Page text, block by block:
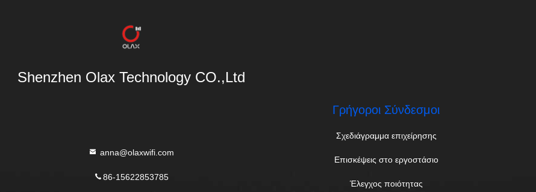
Shenzhen Olax Technology CO.,Ltd
anna@olaxwifi.com
86-15622853785
Γρήγοροι Σύνδεσμοι
Σχεδιάγραμμα επιχείρησης
Επισκέψεις στο εργοστάσιο
Έλεγχος ποιότητας